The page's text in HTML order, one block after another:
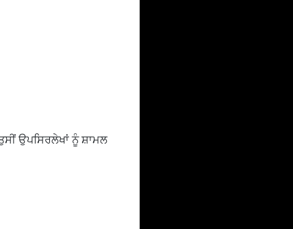
ਉਪਸਿਰਲੇਖਾਂ ਨੂੰ ਸ਼ਾਮਲ